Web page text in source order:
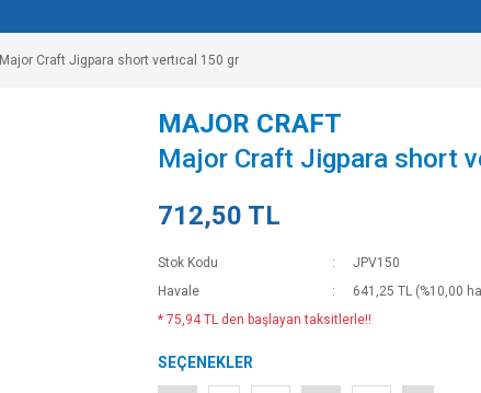
Major Craft Jigpara short vertıcal 150 gr
MAJOR CRAFT
Major Craft Jigpara short
712,50 TL
Stok Kodu
JPV150
Havale
641,25 TL (%10,00
* 75,94 TL den başlayan taksitlerle!!
SEÇENEKLER